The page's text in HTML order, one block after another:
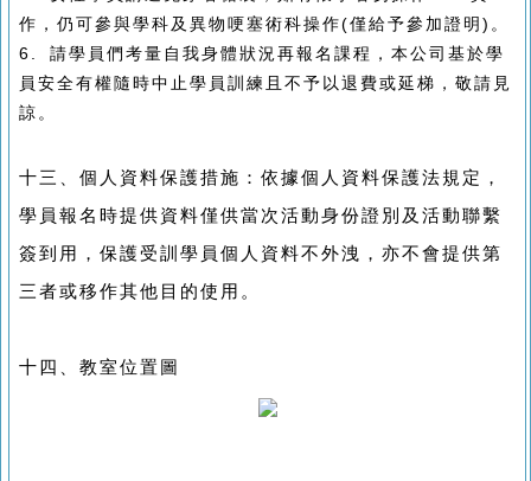
作，仍可參與學科及異物哽塞術科操作(僅給予參加證明)。
6. 請學員們考量自我身體狀況再報名課程，本公司基於學
員安全有權隨時中止學員訓練且不予以退費或延梯，敬請見
諒。
十三、個人資料保護措施：依據個人資料保護法規定，
學員報名時提供資料僅供當次活動身份證別及活動聯繫
簽到用，保護受訓學員個人資料不外洩，亦不會提供第
三者或移作其他目的使用。
十四、教室位置圖